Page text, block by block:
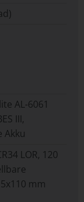
AL-6061
III,
Akku
LOR, 120
mm